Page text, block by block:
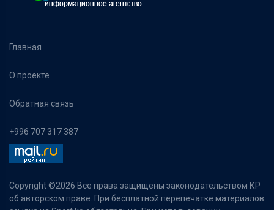
Главная
О проекте
Обратная связь
+996 707 317 387
Copyright ©2026 Все права защищены законодательством КР
об авторском праве. При бесплатной перепечатке материалов